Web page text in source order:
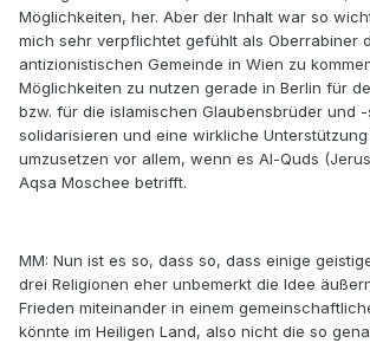
Möglichkeiten, her. Aber der Inhalt war so
mich sehr verpflichtet gefühlt als Oberrabiner
antizionistischen Gemeinde in Wien zu
Möglichkeiten zu nutzen gerade in Berlin für
bzw. für die islamischen Glaubensbrüder und
solidarisieren und eine wirkliche
umzusetzen vor allem, wenn es Al-Quds
Aqsa Moschee betrifft.
MM: Nun ist es so, dass so, dass einige
drei Religionen eher unbemerkt die Idee
Frieden miteinander in einem
könnte im Heiligen Land, also nicht die so